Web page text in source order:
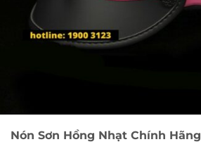
Nón Sơn Hồng Nhạt Chính Hãng